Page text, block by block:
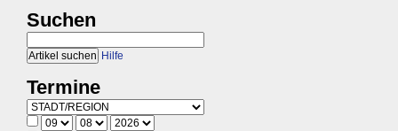
Suchen
Hilfe
Termine